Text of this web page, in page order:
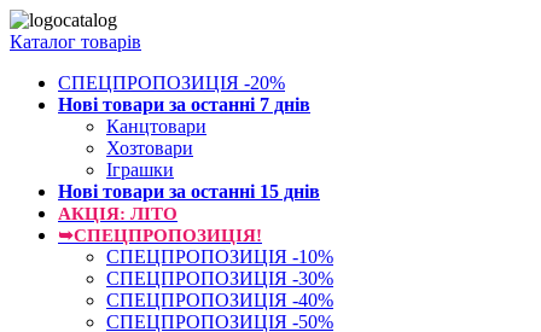
Каталог товарів
СПЕЦПРОПОЗИЦІЯ -20%
Нові товари за останнi 7 днiв
Канцтовари
Хозтовари
Іграшки
Нові товари за останнi 15 днiв
АКЦІЯ: ЛІТО
➥СПЕЦПРОПОЗИЦІЯ!
СПЕЦПРОПОЗИЦІЯ -10%
СПЕЦПРОПОЗИЦІЯ -30%
СПЕЦПРОПОЗИЦІЯ -40%
СПЕЦПРОПОЗИЦІЯ -50%